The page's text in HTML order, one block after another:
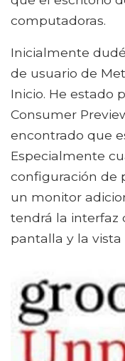
computadoras.
Inicialmente
de usuario de
Inicio. He estado
Consumer
encontrado que
Especialmente
configuración de
un monitor
tendrá la interfaz
pantalla y la vista